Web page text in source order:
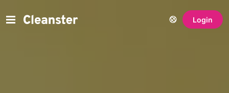
Login